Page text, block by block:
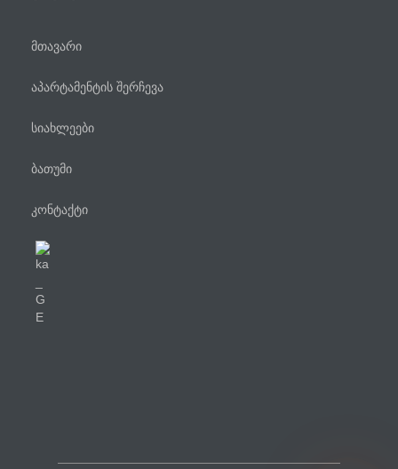
მთავარი
აპარტამენტის შერჩევა
სიახლეები
ბათუმი
კონტაქტი